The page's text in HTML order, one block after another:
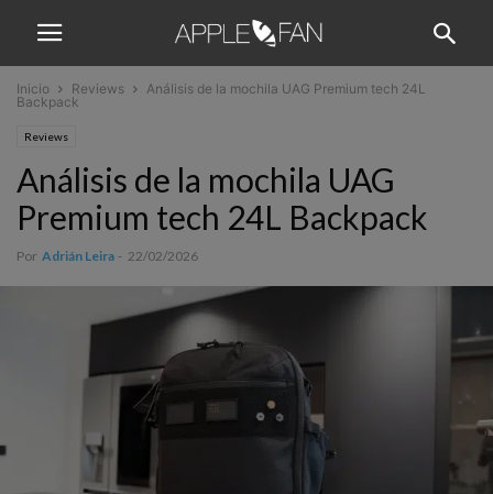
Inicio Reviews
Análisis de la mochila UAG Premium tech 24L
Backpack
Reviews
Análisis de la mochila UAG
Premium tech 24L Backpack
Por Adrián Leira - 22/02/2026